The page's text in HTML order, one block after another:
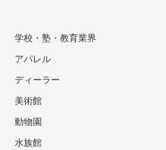
学校・塾・教育業界
アパレル
ディーラー
美術館
動物園
水族館